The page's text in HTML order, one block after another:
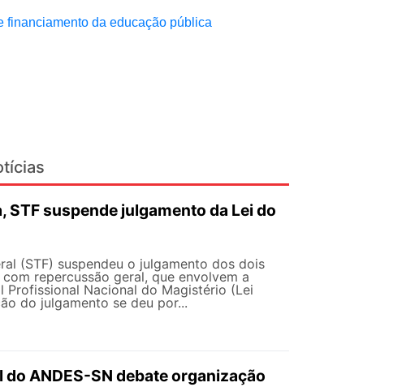
financiamento da educação pública
STF suspende julgamento da Lei do
(STF) suspendeu o julgamento dos dois
repercussão geral, que envolvem a
Profissional Nacional do Magistério (Lei
do julgamento se deu por...
do ANDES-SN debate organização